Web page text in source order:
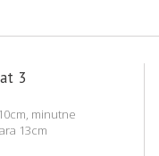
3
minutne
13cm